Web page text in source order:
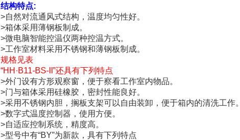
结构特点:
>自然对流通风式结构，温度均匀性好。
>箱体采用薄钢板制成。
>微电脑智能控温仪两种控温方式。
>工作室材料采用不锈钢和薄钢板制成。
规格见表
“HH ·B11-BS-II ”还具有下列特点
>外门设有方形观察窗，便于察看工作室内物品。
>门与箱体采用硅橡胶，密封性能良好。
>采用不锈钢内胆，搁板支架可以自由装卸，便于箱内的清洗工作。
>数字式温度控制器，使用方便。
>自适应控制系统，精度高。
>型号中有“BY”为新款，具有下列特点